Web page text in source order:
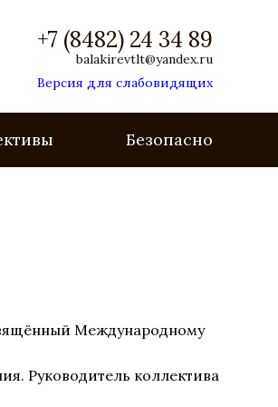
+7 (8482) 24 34 89
balakirevtlt@yandex.ru
Версия для слабовидящих
Безопасность
Международному
Руководитель коллектива